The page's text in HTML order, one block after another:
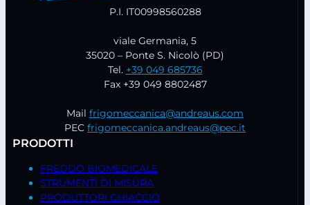
P.I. IT00998560288
viale Germania, 5
35020 – Ponte S. Nicolò (PD)
Tel. +39 049 685736
Fax +39 049 8802487
Mail frigomeccanica@andreaus.com
PEC frigomeccanica.andreaus@pec.it
PRODOTTI
FREDDO BIOMEDICALE
STRUMENTI DI MISURA
PRODUTTORI GHIACCIO